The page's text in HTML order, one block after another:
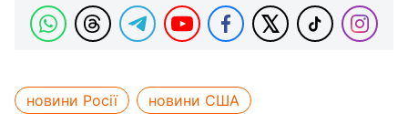
новини Росії
новини США